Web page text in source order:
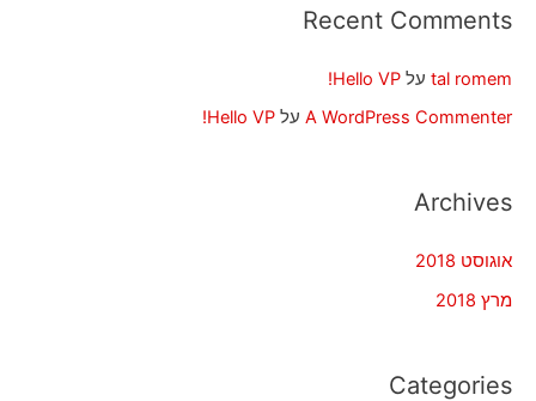
Recent Comments
tal romem על Hello VP!
A WordPress Commenter על Hello VP!
Archives
אוגוסט 2018
מרץ 2018
Categories